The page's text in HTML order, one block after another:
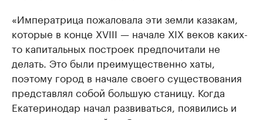
«Императрица пожаловала эти земли казакам,
которые в конце XVIII — начале XIX веков каких-
то капитальных построек предпочитали не
делать. Это были преимущественно хаты,
поэтому город в начале своего существования
представлял собой большую станицу. Когда
Екатеринодар начал развиваться, появились и